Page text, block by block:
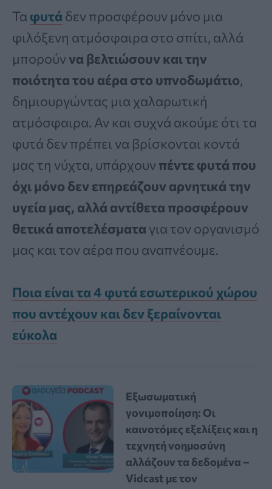
Τα φυτά δεν προσφέρουν μόνο μια
φιλόξενη ατμόσφαιρα στο σπίτι, αλλά
μπορούννα βελτιώσουν και την
ποιότητα του αέρα στο υπνοδωμάτιο,
δημιουργώντας μια χαλαρωτική
ατμόσφαιρα. Αν και συχνά ακούμε ότι τα
φυτά δεν πρέπει να βρίσκονται κοντά
μας τη νύχτα, υπάρχουν πέντε φυτά που
όχι μόνο δεν επηρεάζουν αρνητικά την
υγεία μας, αλλά αντίθετα προσφέρουν
θετικά αποτελέσματα για τον οργανισμό
μας και τον αέρα που αναπνέουμε.
Ποια είναι τα 4 φυτά εσωτερικού χώρου
που αντέχουν και δεν ξεραίνονται
εύκολα
Εξωσωματική
γονιμοποίηση: Οι
καινοτόμες εξελίξεις και η
τεχνητή νοημοσύνη
αλλάζουν τα δεδομένα –
Vidcast με τον